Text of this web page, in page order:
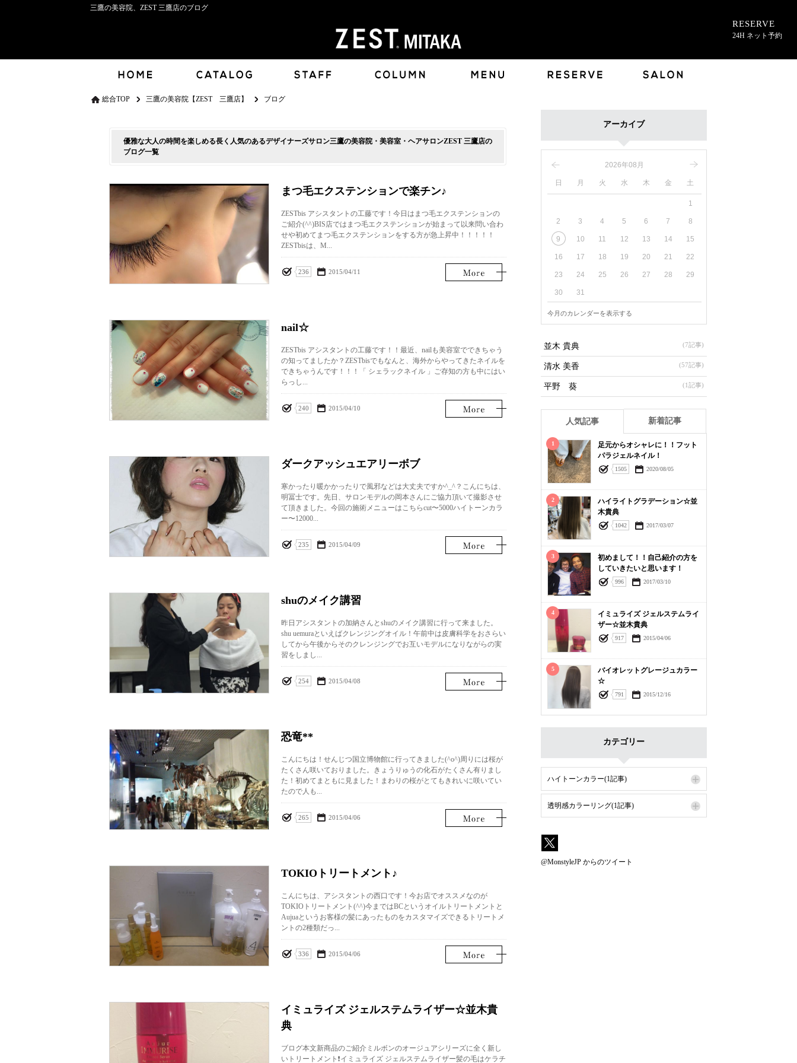
三鷹の美容院、ZEST 三鷹店のブログ
RESERVE
24H ネット予約
総合TOP 三鷹の美容院【ZEST 三鷹店】 ブログ
優雅な大人の時間を楽しめる長く人気のあるデザイナーズサロン三鷹の美容院・美容室・ヘアサロンZEST 三鷹店の
ブログ一覧
まつ毛エクステンションで楽チン♪
ZESTbis アシスタントの工藤です！今日はまつ毛エクステンションの
ご紹介(^^)BIS店ではまつ毛エクステンションが始まって以来問い合わ
せや初めてまつ毛エクステンションをする方が急上昇中！！！！！
ZESTbisは、M...
236 2015/04/11
nail☆
ZESTbis アシスタントの工藤です！！最近、nailも美容室でできちゃう
の知ってましたか？ZESTbisでもなんと、海外からやってきたネイルを
できちゃうんです！！！「 シェラックネイル 」ご存知の方も中にはい
らっし...
240 2015/04/10
ダークアッシュエアリーボブ
寒かったり暖かかったりで風邪などは大丈夫ですか^_^？こんにちは、
明冨士です。先日、サロンモデルの岡本さんにご協力頂いて撮影させ
て頂きました。今回の施術メニューはこちらcut〜5000ハイトーンカラ
ー〜12000...
235 2015/04/09
shuのメイク講習
昨日アシスタントの加納さんとshuのメイク講習に行って来ました。
shu uemuraといえばクレンジングオイル！午前中は皮膚科学をおさらい
してから午後からそのクレンジングでお互いモデルになりながらの実
習をしまし...
254 2015/04/08
恐竜**
こんにちは！せんじつ国立博物館に行ってきました(^o^)周りには桜が
たくさん咲いておりました。きょうりゅうの化石がたくさん有りまし
た！初めてまともに見ました！まわりの桜がとてもきれいに咲いてい
たので人も...
265 2015/04/06
TOKIOトリートメント♪
こんにちは、アシスタントの西口です！今お店でオススメなのが
TOKIOトリートメント(^^)今まではBCというオイルトリートメントと
Aujuaというお客様の髪にあったものをカスタマイズできるトリートメ
ントの2種類だっ...
336 2015/04/06
イミュライズ ジェルステムライザー☆並木貴
典
ブログ本文新商品のご紹介ミルボンのオージュアシリーズに全く新し
いトリートメント❗️イミュライズ ジェルステムライザー髪の毛はケラチ
アーカイブ
2026年08月
日 月 火 水 木 金 土
1
2 3 4 5 6 7 8
9 10 11 12 13 14 15
16 17 18 19 20 21 22
23 24 25 26 27 28 29
30 31
今月のカレンダーを表示する
並木 貴典 (7記事)
清水 美香 (57記事)
平野 葵 (1記事)
人気記事 新着記事
1
足元からオシャレに！！フット
パラジェルネイル！
1505 2020/08/05
2
ハイライトグラデーション☆並
木貴典
1042 2017/03/07
3
初めまして！！自己紹介の方を
していきたいと思います！
996 2017/03/10
4
イミュライズ ジェルステムライ
ザー☆並木貴典
917 2015/04/06
5
バイオレットグレージュカラー
☆
791 2015/12/16
カテゴリー
ハイトーンカラー(1記事)
透明感カラーリング(1記事)
@MonstyleJP からのツイート